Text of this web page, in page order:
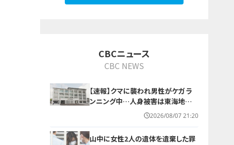
CBCニュース
CBC NEWS
【速報】クマに襲われ男性がケガ ラ
ンニング中…人身被害は東海地方で
今シーズン初めて 岐阜県高山市
2026/08/07 21:20
山中に女性2人の遺体を遺棄した罪